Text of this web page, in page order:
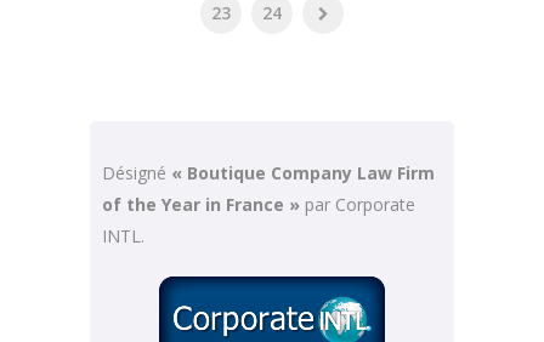
23
24
Désigné « Boutique Company Law Firm
of the Year in France » par Corporate
INTL.